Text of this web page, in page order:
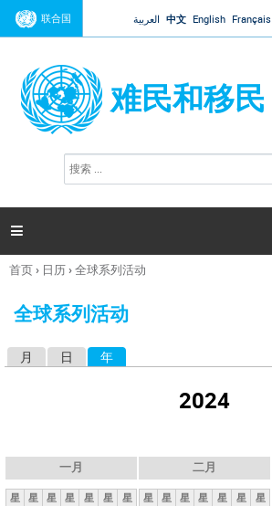
Jump to navigation
联合国 العربية 中文 English Français
难民和移民
搜
索

你
这
首页› 日历›全球系列活动
全球系列活动
月 日 年
2024
一月
星 星 星 星 星 星
星
二月
星 星 星 星 星 星 星